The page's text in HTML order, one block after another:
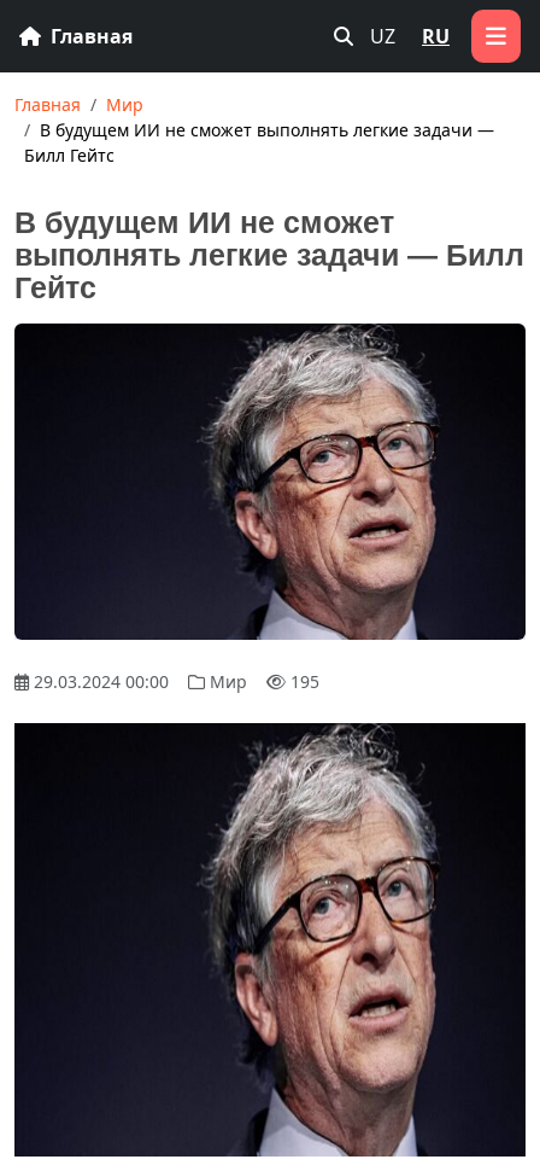
Главная UZ RU
Главная
Мир
В будущем ИИ не сможет выполнять легкие задачи —
Билл Гейтс
В будущем ИИ не сможет
выполнять легкие задачи — Билл
Гейтс
29.03.2024 00:00 Мир 195